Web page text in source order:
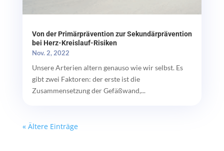
Von der Primärprävention zur Sekundärprävention
bei Herz-Kreislauf-Risiken
Nov. 2, 2022
Unsere Arterien altern genauso wie wir selbst. Es
gibt zwei Faktoren: der erste ist die
Zusammensetzung der Gefäßwand,...
« Ältere Einträge